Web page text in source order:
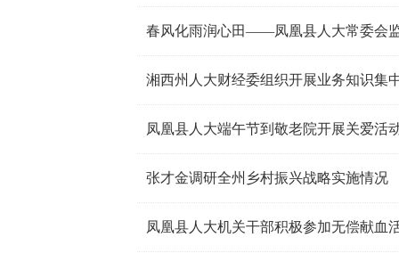
春风化雨润心田――凤凰县人大常委会
湘西州人大财经委组织开展业务知识集
凤凰县人大端午节到敬老院开展关爱活
张才金调研全州乡村振兴战略实施情况
凤凰县人大机关干部积极参加无偿献血